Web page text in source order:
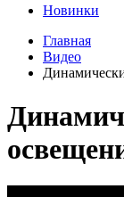
Новинки
Главная
Видео